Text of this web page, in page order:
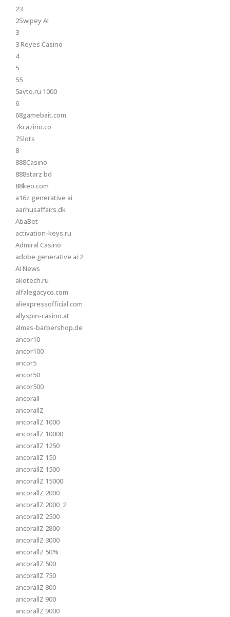
23
2Swipey AI
3
3 Reyes Casino
4
5
55
5avto.ru 1000
6
68gamebait.com
7kcazino.co
7Slots
8
888Casino
888starz bd
88keo.com
a16z generative ai
aarhusaffairs.dk
AbaBet
activation-keys.ru
Admiral Casino
adobe generative ai 2
AI News
akotech.ru
alfalegacyco.com
aliexpressofficial.com
allyspin-casino.at
almas-barbershop.de
ancor10
ancor100
ancor5
ancor50
ancor500
ancorall
ancorallZ
ancorallZ 1000
ancorallZ 10000
ancorallZ 1250
ancorallZ 150
ancorallZ 1500
ancorallZ 15000
ancorallZ 2000
ancorallZ 2000_2
ancorallZ 2500
ancorallZ 2800
ancorallZ 3000
ancorallZ 50%
ancorallZ 500
ancorallZ 750
ancorallZ 800
ancorallZ 900
ancorallZ 9000